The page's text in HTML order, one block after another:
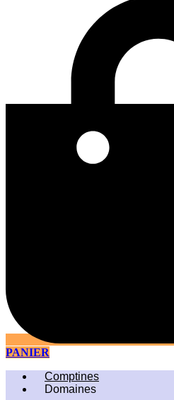
PANIER
Comptines
Domaines